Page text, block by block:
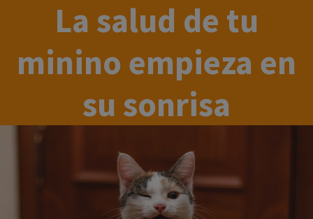
La salud de tu
minino empieza en
su sonrisa